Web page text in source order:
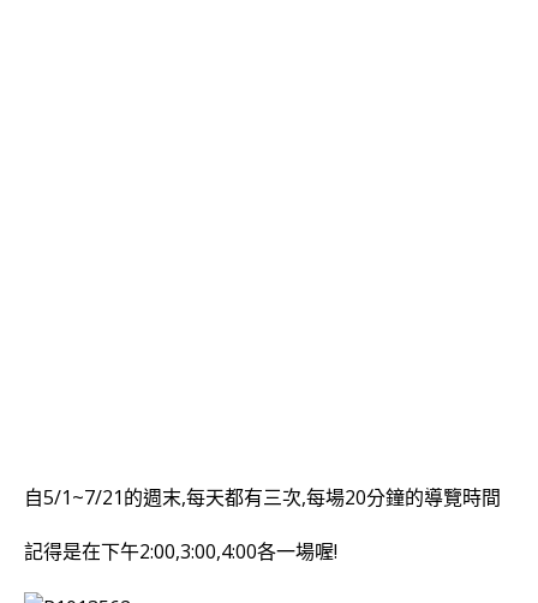
自5/1~7/21的週末,每天都有三次,每場20分鐘的導覽時間
記得是在下午2:00,3:00,4:00各一場喔!